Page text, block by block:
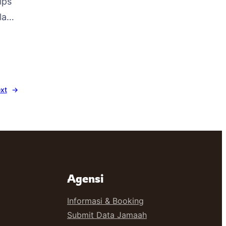
→
Agensi
Informasi & Booking
Submit Data Jamaah